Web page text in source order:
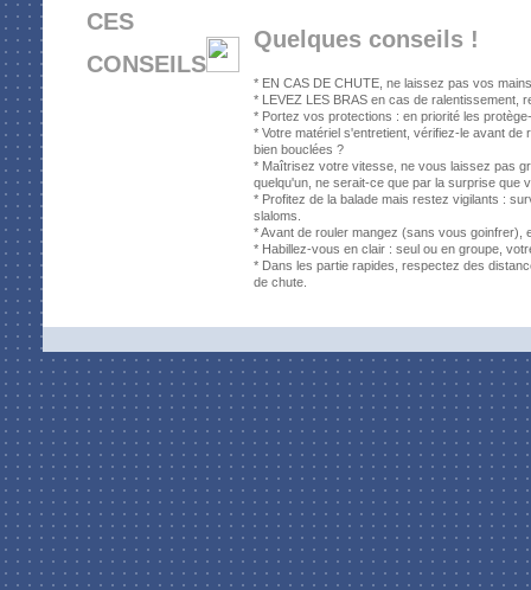
CES
CONSEILS
Quelques conseils !
* EN CAS DE CHUTE, ne laissez pas vos
* LEVEZ LES BRASen cas de ralentissement,
* Portez vos protections : en priorité les
* Votre matériel s'entretient, vérifiez-le avant de
bien bouclées ?
* Maîtrisez votre vitesse, ne vous laissez pas
quelqu'un, ne serait-ce que par la surprise que
* Profitez de la balade mais restez vigilants :
slaloms.
*Avant de roulermangez (sans vous goinfrer),
* Habillez-vous en clair: seul ou en groupe,
* Dans les partie rapides , respectez des
de chute.